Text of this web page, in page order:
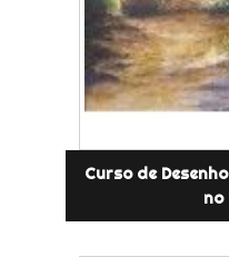
Curso de
no